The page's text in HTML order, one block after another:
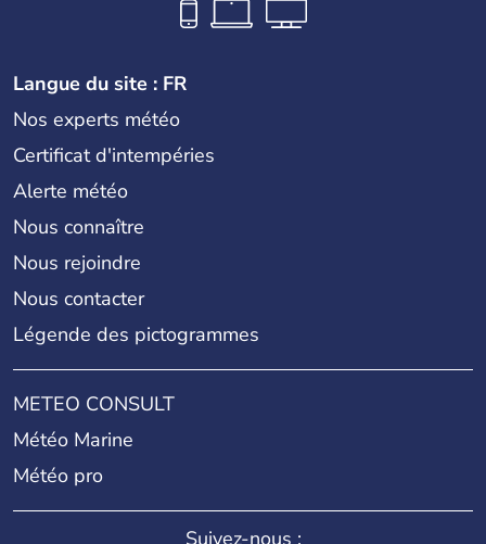
Langue du site : FR
Nos experts météo
Certificat d'intempéries
Alerte météo
Nous connaître
Nous rejoindre
Nous contacter
Légende des pictogrammes
METEO CONSULT
Météo Marine
Météo pro
Suivez-nous :